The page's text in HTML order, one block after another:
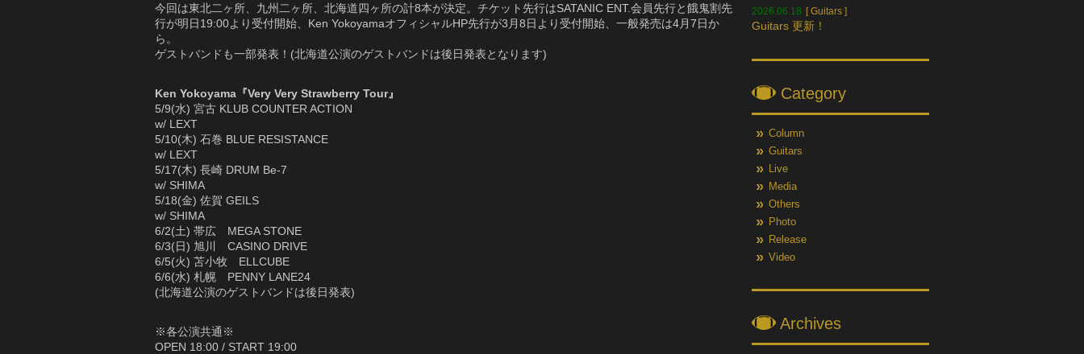
今回は東北二ヶ所、九州二ヶ所、北海道四ヶ所の計8本が決定。チケット先行はSATANIC ENT.会員先行と餓鬼割先
行が明日19:00より受付開始、Ken YokoyamaオフィシャルHP先行が3月8日より受付開始、一般発売は4月7日か
ら。
ゲストバンドも一部発表！(北海道公演のゲストバンドは後日発表となります)
Ken Yokoyama『Very Very Strawberry Tour』
5/9(水) 宮古 KLUB COUNTER ACTION
w/ LEXT
5/10(木) 石巻 BLUE RESISTANCE
w/ LEXT
5/17(木) 長崎 DRUM Be-7
w/ SHIMA
5/18(金) 佐賀 GEILS
w/ SHIMA
6/2(土) 帯広 MEGA STONE
6/3(日) 旭川 CASINO DRIVE
6/5(火) 苫小牧 ELLCUBE
6/6(水) 札幌 PENNY LANE24
(北海道公演のゲストバンドは後日発表)
※各公演共通※
OPEN 18:00 / START 19:00
2026.06.18 [Guitars ]
Guitars 更新！
Category
Column
Guitars
Live
Media
Others
Photo
Release
Video
Archives